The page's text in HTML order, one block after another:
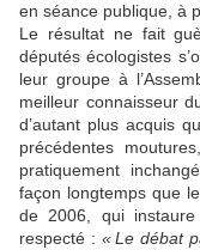
en séance publique, à
Le résultat ne fait
députés écologistes
leur groupe à
meilleur connaisseur
d’autant plus acquis
précédentes
pratiquement
façon longtemps que
de 2006, qui
respecté : « Le débat